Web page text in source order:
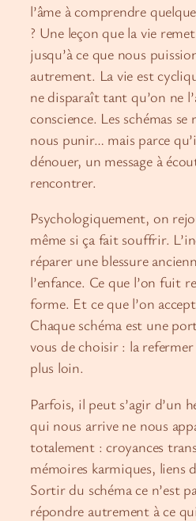
l’âme à comprendre
? Une leçon que la vie
jusqu’à ce que nous
autrement. La vie est
ne disparaît tant qu’on ne
conscience. Les schémas
nous punir… mais parce
dénouer, un message à
rencontrer.
Psychologiquement, on
même si ça fait souffrir.
réparer une blessure
l’enfance. Ce que l’on fuit
forme. Et ce que l’on
Chaque schéma est une
vous de choisir : la
plus loin.
Parfois, il peut s’agir d’un
qui nous arrive ne nous
totalement : croyances
mémoires karmiques, liens
Sortir du schéma ce n’est
répondre autrement à ce